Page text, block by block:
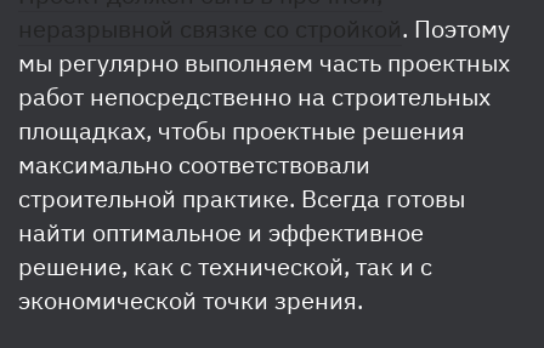
неразрывной связке со стройкой. Поэтому
мы регулярно выполняем часть проектных
работ непосредственно на строительных
площадках, чтобы проектные решения
максимально соответствовали
строительной практике. Всегда готовы
найти оптимальное и эффективное
решение, как с технической, так и с
экономической точки зрения.